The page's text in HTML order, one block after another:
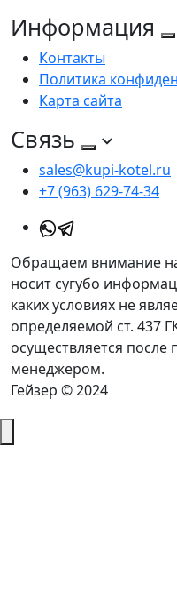
Информация
Контакты
Политика
Карта сайта
Связь
sales@kupi-kotel.ru
+7 (963) 629-74-34
Обращаем внимание
носит сугубо
каких условиях не
определяемой ст. 437
осуществляется после
менеджером.
Гейзер © 2024